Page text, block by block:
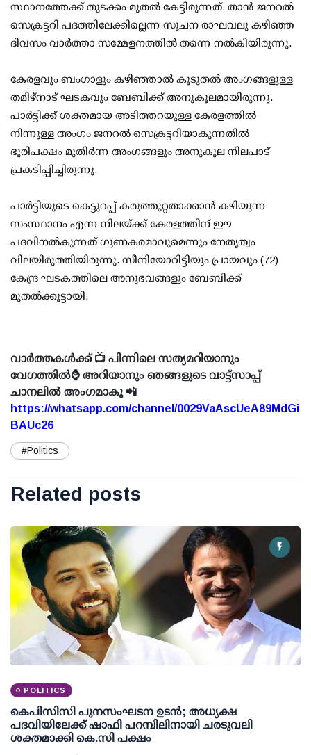
സ്ഥാനത്തേക്ക് തുടക്കം മുതല്‍ കേട്ടിരുന്നത്. താന്‍ ജനറല്‍
സെക്രട്ടറി പദത്തിലേക്കില്ലെന്ന സൂചന രാഘവലു കഴിഞ്ഞ
ദിവസം വാര്‍ത്താ സമ്മേളനത്തില്‍ തന്നെ നല്‍കിയിരുന്നു.
കേരളവും ബംഗാളും കഴിഞ്ഞാല്‍ കൂടുതല്‍ അംഗങ്ങളുള്ള
തമിഴ്‌നാട് ഘടകവും ബേബിക്ക് അനുകൂലമായിരുന്നു.
പാര്‍ട്ടിക്ക് ശക്തമായ അടിത്തറയുള്ള കേരളത്തില്‍
നിന്നുള്ള അംഗം ജനറല്‍ സെക്രട്ടറിയാകുന്നതില്‍
ഭൂരിപക്ഷം മുതിര്‍ന്ന അംഗങ്ങളും അനുകൂല നിലപാട്
പ്രകടിപ്പിച്ചിരുന്നു.
പാര്‍ട്ടിയുടെ കെട്ടുറപ്പ് കരുത്തുറ്റതാക്കാന്‍ കഴിയുന്ന
സംസ്ഥാനം എന്ന നിലയ്ക്ക് കേരളത്തിന് ഈ
പദവിനല്‍കുന്നത് ഗുണകരമാവുമെന്നും നേതൃത്വം
വിലയിരുത്തിയിരുന്നു. സീനിയോറിട്ടിയും പ്രായവും (72)
കേന്ദ്ര ഘടകത്തിലെ അനുഭവങ്ങളും ബേബിക്ക്
മുതല്‍ക്കൂട്ടായി.
വാർത്തകൾക്ക് 📺 പിന്നിലെ സത്യമറിയാനും
വേഗത്തിൽ⌚ അറിയാനും ഞങ്ങളുടെ വാട്ട്സാപ്പ്
ചാനലിൽ അംഗമാകൂ 📲
https://whatsapp.com/channel/0029VaAscUeA89MdGi
BAUc26
#Politics
Related posts
POLITICS
കെപിസിസി പുനസംഘടന ഉടന്‍; അധ്യക്ഷ
പദവിയിലേക്ക് ഷാഫി പറമ്പിലിനായി ചരടുവലി
ശക്തമാക്കി കെ.സി പക്ഷം